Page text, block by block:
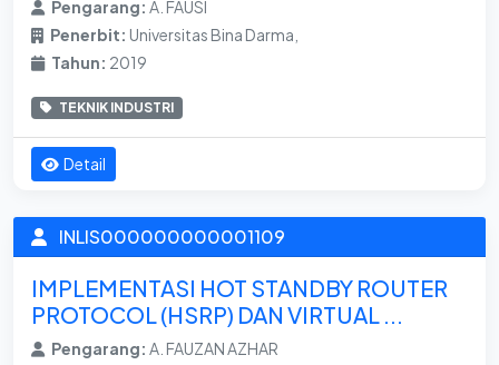
Pengarang: A. FAUSI
Penerbit: Universitas Bina Darma,
Tahun: 2019
TEKNIK INDUSTRI
Detail
INLIS000000000001109
IMPLEMENTASI HOT STANDBY ROUTER
PROTOCOL (HSRP) DAN VIRTUAL ...
Pengarang: A. FAUZAN AZHAR